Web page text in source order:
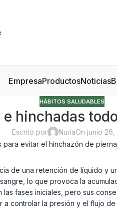
EmpresaProductosNoticias
HÁBITOS SALUDABLES
hinchadas
Escrito por NuriaOn junio 26,
de una retención de líquido y
lo que provoca la
fases iniciales, pero sus
controlar la presión y el flujo